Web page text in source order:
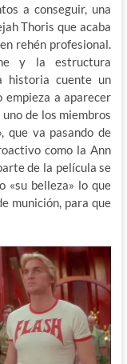
a conseguir, una
Thoris que acaba
rehén profesional.
y la estructura
historia cuente un
empieza a aparecer
de los miembros
que va pasando de
como la Ann
de la película se
«su belleza» lo que
munición, para que